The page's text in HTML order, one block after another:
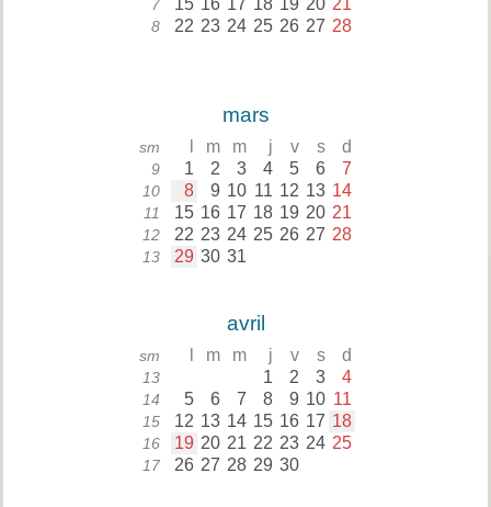
7 15 16 17 18 19 20 21
8 22 23 24 25 26 27 28
mars
sm m m j v s d
9 1 2 3 4 5 6 7
10 8 9 10 11 12 13 14
11 15 16 17 18 19 20 21
12 22 23 24 25 26 27 28
13 29 30 31
avril
sm m m j v s d
13 1 2 3 4
14 5 6 7 8 9 10 11
15 12 13 14 15 16 17 18
16 19 20 21 22 23 24 25
17 26 27 28 29 30